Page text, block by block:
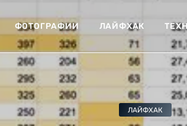
ФОТОГРАФИИ ЛАЙФХАК
ЛАЙФХАК